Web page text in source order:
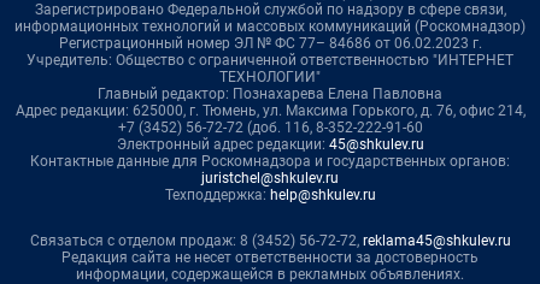
Зарегистрировано Федеральной службой по надзору в сфере связи,
информационных технологий и массовых коммуникаций (Роскомнадзор)
Регистрационный номер ЭЛ № ФС 77– 84686 от 06.02.2023 г.
Учредитель: Общество с ограниченной ответственностью "ИНТЕРНЕТ
ТЕХНОЛОГИИ"
Главный редактор: Познахарева Елена Павловна
Адрес редакции: 625000, г. Тюмень, ул. Максима Горького, д. 76, офис 214,
+7 (3452) 56-72-72 (доб. 116, 8-352-222-91-60
Электронный адрес редакции: 45@shkulev.ru
Контактные данные для Роскомнадзора и государственных органов:
juristchel@shkulev.ru
Техподдержка: help@shkulev.ru
Связаться с отделом продаж: 8 (3452) 56-72-72, reklama45@shkulev.ru
Редакция сайта не несет ответственности за достоверность
информации, содержащейся в рекламных объявлениях.